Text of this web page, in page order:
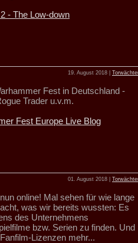
- The Low-down
19. August 2018 |
Fest in Deutschland -
Trader u.v.m.
Fest Europe Live Blog
01. August 2018 |
online! Mal sehen für wie lange
was wir bereits wussten: Es
des Unternehmens
bzw. Serien zu finden. Und
Lizenzen mehr...